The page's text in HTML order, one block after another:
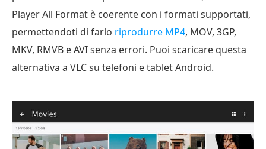
Player All Format è coerente con i formati supportati,
permettendoti di farlo riprodurre MP4, MOV, 3GP,
MKV, RMVB e AVI senza errori. Puoi scaricare questa
alternativa a VLC su telefoni e tablet Android.